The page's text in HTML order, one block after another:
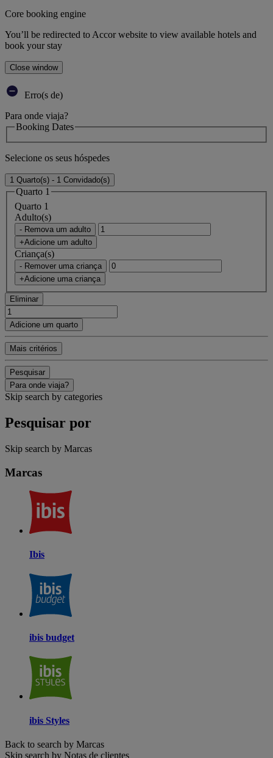
Core booking engine
You’ll be redirected to Accor website to view available hotels and
book your stay
Close window
Erro(s de)
Para onde viaja?
Booking Dates
Selecione os seus hóspedes
1 Quarto(s) - 1 Convidado(s)
Quarto 1
Quarto 1
Adulto(s)
- Remova um adulto
+Adicione um adulto
Criança(s)
- Remover uma criança
+Adicione uma criança
Eliminar
Adicione um quarto
Mais critérios
Pesquisar
Para onde viaja?
Skip search by categories
Pesquisar por
Skip search by Marcas
Marcas
Ibis
ibis budget
ibis Styles
Back to search by Marcas
Skip search by Notas de clientes